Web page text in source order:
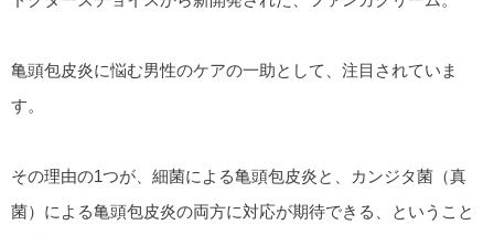
亀頭包皮炎に悩む男性のケアの一助として、注目されていま
す。
その理由の1つが、細菌による亀頭包皮炎と、カンジタ菌（真
菌）による亀頭包皮炎の両方に対応が期待できる、ということ